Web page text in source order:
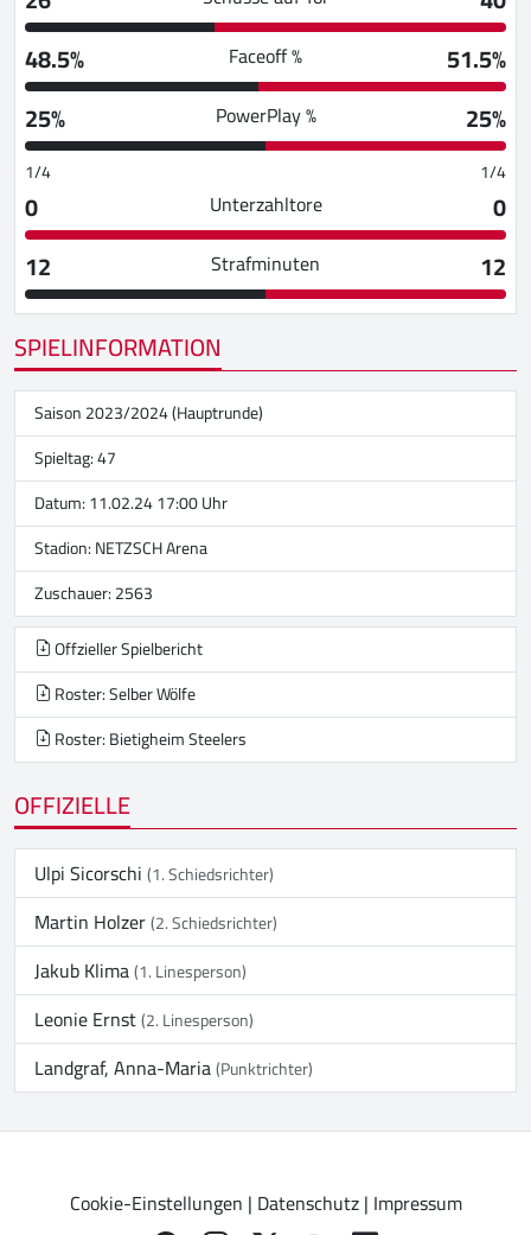
48.5%
Faceoff %
51.5%
25%
PowerPlay % 25%
1/4 1/4
0 Unterzahltore
0
12
Strafminuten
12
SPIELINFORMATION
Saison 2023/2024 (Hauptrunde)
Spieltag: 47
Datum: 11.02.24 17:00 Uhr
Stadion:NETZSCH Arena
Zuschauer: 2563
Offzieller Spielbericht
Roster: Selber Wölfe
Roster: Bietigheim Steelers
OFFIZIELLE
Ulpi Sicorschi(1. Schiedsrichter)
Martin Holzer(2. Schiedsrichter)
Jakub Klima(1. Linesperson)
Leonie Ernst(2. Linesperson)
Landgraf, Anna-Maria(Punktrichter)
Cookie-Einstellungen | Datenschutz| Impressum